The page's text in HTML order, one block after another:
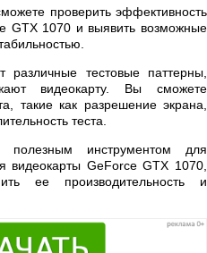
проверить эффективность
GTX 1070 и выявить возможные
различные тестовые паттерны,
видеокарту. Вы сможете
такие как разрешение экрана,
теста.
инструментом для
видеокарты GeForce GTX 1070,
ее производительность и